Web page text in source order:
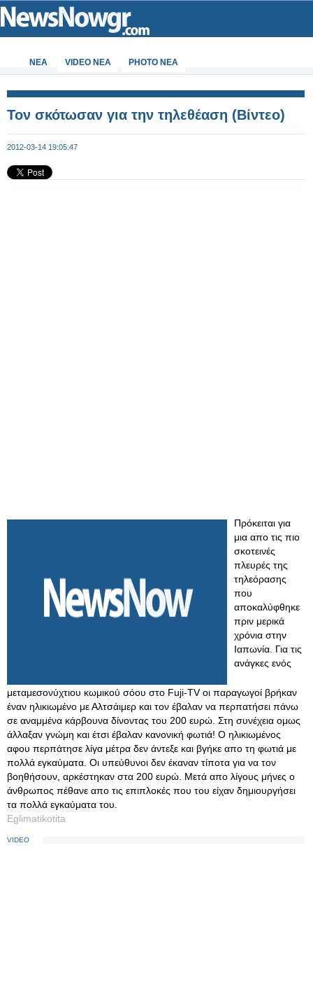
ΝΕΑ VIDEO NEA PHOTO NEA
Τον σκότωσαν για την τηλεθέαση (Βίντεο)
2012-03-14 19:05:47
Πρόκειται για
μια απο τις πιο
σκοτεινές
πλευρές της
τηλεόρασης
που
αποκαλύφθηκε
πριν μερικά
χρόνια στην
Ιαπωνία. Για τις
ανάγκες ενός
μεταμεσονύχτιου κωμικού σόου στο Fuji-TV οι παραγωγοί βρήκαν
έναν ηλικιωμένο με Αλτσάιμερ και τον έβαλαν να περπατήσει πάνω
σε αναμμένα κάρβουνα δίνοντας του 200 ευρώ. Στη συνέχεια ομως
άλλαξαν γνώμη και έτσι έβαλαν κανονική φωτιά! Ο ηλικιωμένος
αφου περπάτησε λίγα μέτρα δεν άντεξε και βγήκε απο τη φωτιά με
πολλά εγκαύματα. Οι υπεύθυνοι δεν έκαναν τίποτα για να τον
βοηθήσουν, αρκέστηκαν στα 200 ευρώ. Μετά απο λίγους μήνες ο
άνθρωπος πέθανε απο τις επιπλοκές που του είχαν δημιουργήσει
τα πολλά εγκαύματα του.
Eglimatikotita
VIDEO